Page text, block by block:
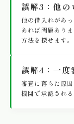
誤解3：他の
他の借入れがあ
あれば問題あり
方法を探せます。
誤解4：一度
審査に落ちた原
機関で承認され